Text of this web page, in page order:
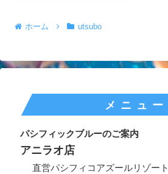
ホーム utsubo
メニュー
パシフィックブルーのご案内
アニラオ店
直営パシフィコアズールリゾート